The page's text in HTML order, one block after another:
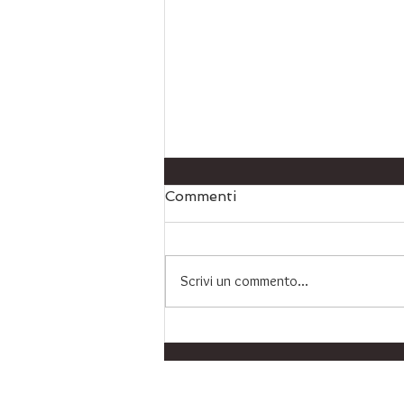
Commenti
Scrivi un commento...